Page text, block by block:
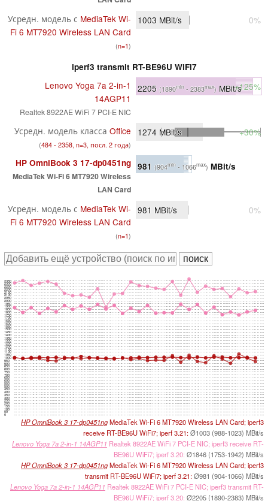
Усредн. модель с MediaTek Wi-
Fi 6 MT7920 Wireless LAN Card
(n=1)
1003 MBit/s 0%
iperf3 transmit RT-BE96U WiFi7
Lenovo Yoga 7a 2-in-1
14AGP11
Realtek 8922AE WiFi 7 PCI-E NIC
2205 (1890min - 2383max) MBit/s+125%
Усредн. модель класса Office
(484 - 2358, n=3, посл. 2 года)
1274 MBit/s +30%
HP OmniBook 3 17-dp0451ng
MediaTek Wi-Fi 6 MT7920 Wireless
LAN Card
981 (904min - 1066max) MBit/s
Усредн. модель с MediaTek Wi-
Fi 6 MT7920 Wireless LAN Card
(n=1)
981 MBit/s 0%
0
50
100
150
200
250
300
350
400
450
500
550
600
650
700
750
800
850
900
950
1000
1050
1100
1150
1200
1250
1300
1350
1400
1450
1500
1550
1600
1650
1700
1750
1800
1850
1900
1950
2000
2050
2100
2150
2200
2250
2300
2350
HP OmniBook 3 17-dp0451ngMediaTek Wi-Fi 6 MT7920 Wireless LAN Card; iperf3
receive RT-BE96U WiFi7; iperf 3.21:Ø1003 (988-1023) MBit/s
Lenovo Yoga 7a 2-in-1 14AGP11 Realtek 8922AE WiFi 7 PCI-E NIC; iperf3 receive RT-
BE96U WiFi7; iperf 3.20: Ø1846 (1753-1942) MBit/s
HP OmniBook 3 17-dp0451ngMediaTek Wi-Fi 6 MT7920 Wireless LAN Card; iperf3
transmit RT-BE96U WiFi7; iperf 3.21:Ø981 (904-1066) MBit/s
Lenovo Yoga 7a 2-in-1 14AGP11 Realtek 8922AE WiFi 7 PCI-E NIC; iperf3 transmit RT-
BE96U WiFi7; iperf 3.20: Ø2205 (1890-2383) MBit/s